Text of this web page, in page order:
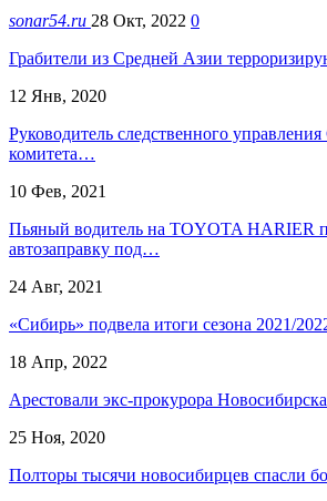
sonar54.ru 28 Окт, 2022 0
Грабители из Средней Азии
12 Янв, 2020
Руководитель следственного
комитета…
10 Фев, 2021
Пьяный водитель на TOYOTA HARIER
автозаправку под…
24 Авг, 2021
«Сибирь» подвела итоги сезона 2021/
18 Апр, 2022
Арестовали экс-прокурора
25 Ноя, 2020
Полторы тысячи новосибирцев спасли